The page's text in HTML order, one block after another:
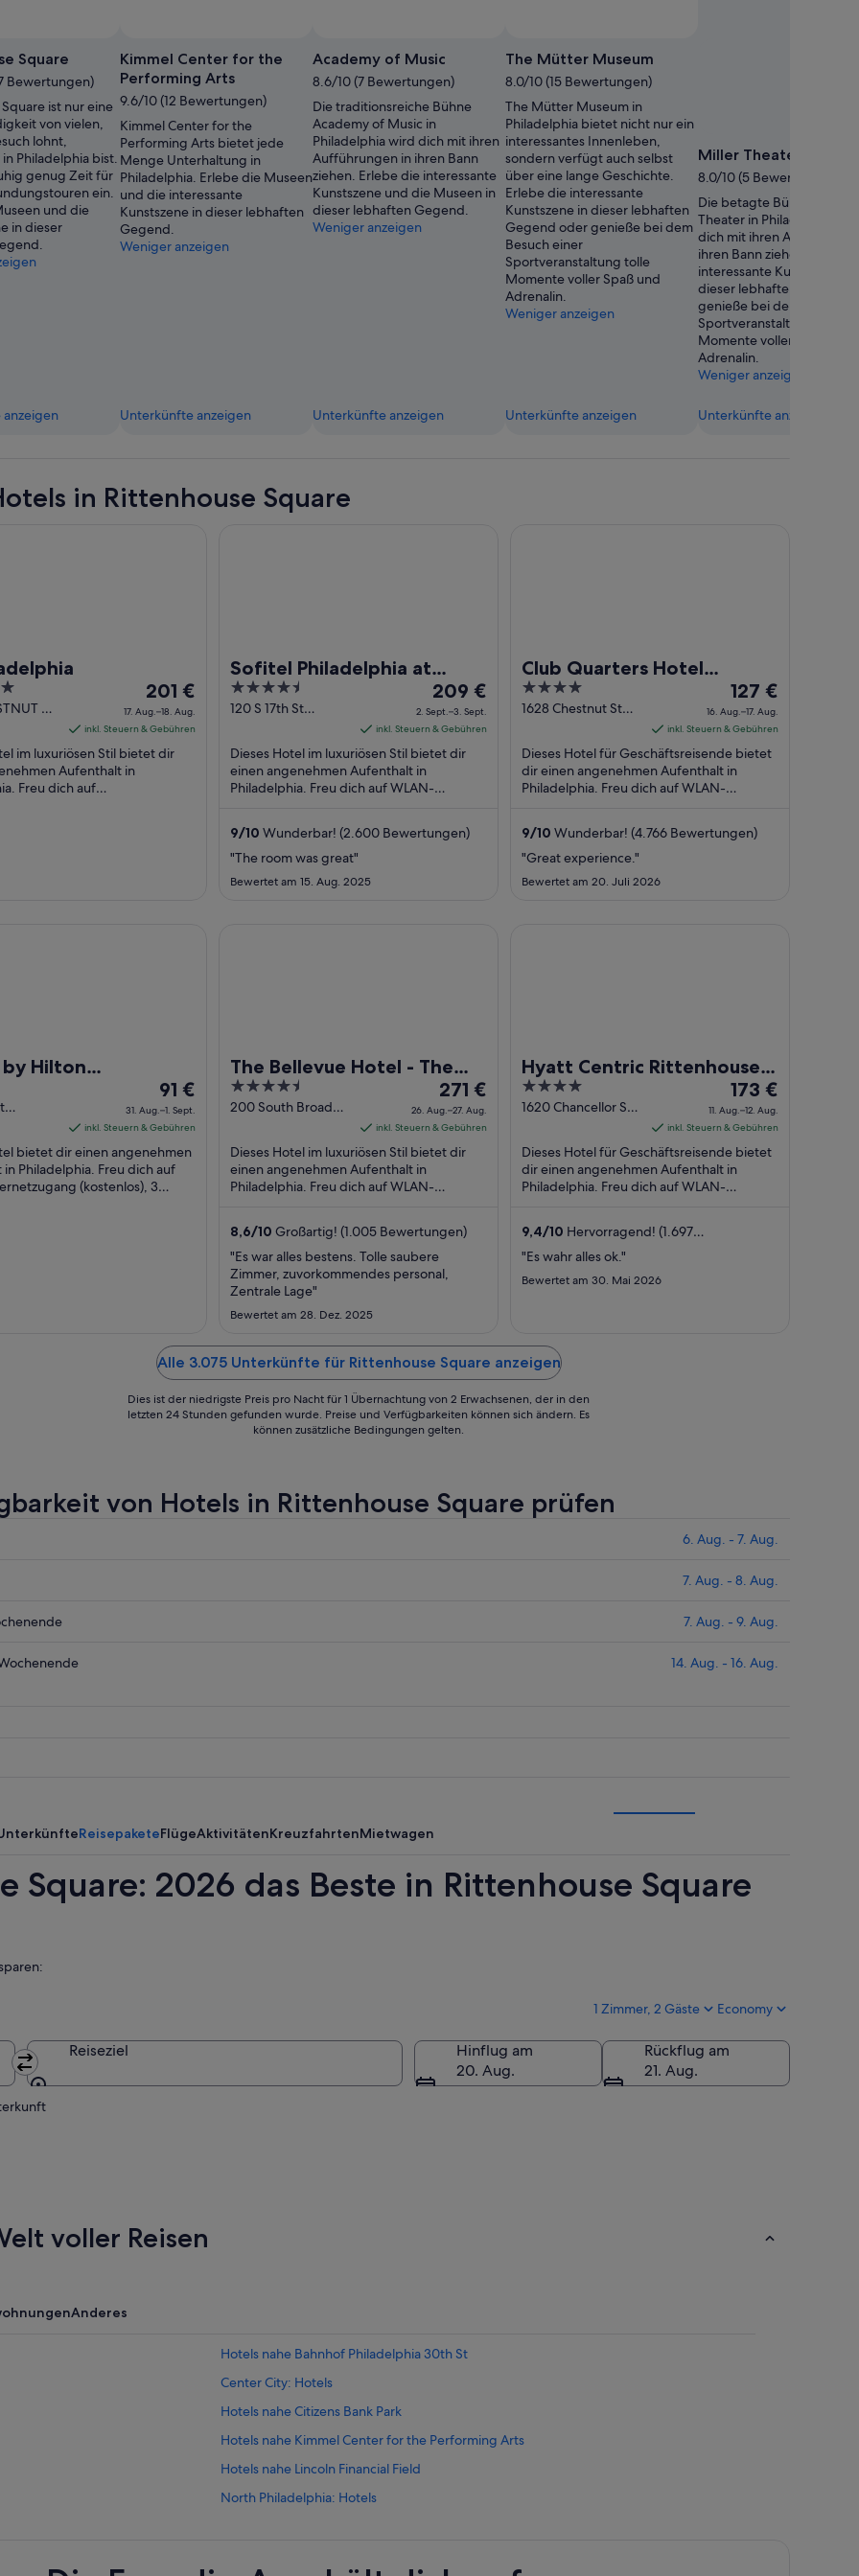
Square
Bewertungen)
ist nur eine
von vielen,
lohnt,
Philadelphia bist.
genug Zeit für
ein.
und die
in dieser
Kimmel Center for the
Performing Arts
9.6/10 (12 Bewertungen)
Kimmel Center for the
Performing Arts bietet jede
Menge Unterhaltung in
Philadelphia. Erlebe die Museen
und die interessante
Kunstszene in dieser lebhaften
Gegend.
Weniger anzeigen
Unterkünfte anzeigen
Academy of Music
8.6/10 (7 Bewertungen)
Die traditionsreiche Bühne
Academy of Music in
Philadelphia wird dich mit ihren
Aufführungen in ihren Bann
ziehen. Erlebe die interessante
Kunstszene und die Museen in
dieser lebhaften Gegend.
Weniger anzeigen
Unterkünfte anzeigen
The Mütter Museum
8.0/10 (15 Bewertungen)
The Mütter Museum in
Philadelphia bietet nicht nur ein
interessantes Innenleben,
sondern verfügt auch selbst
über eine lange Geschichte.
Erlebe die interessante
Kunstszene in dieser lebhaften
Gegend oder genieße bei dem
Besuch einer
Sportveranstaltung tolle
Momente voller Spaß und
Adrenalin.
Weniger anzeigen
Unterkünfte anzeigen
Miller Theater
8.0/10 (5 Bewertungen)
Die betagte Bühne Miller
Theater in Philadelphia
dich mit ihren
ihren Bann ziehen. Erlebe
interessante Kunstszene in
dieser lebhaften Gegend
genieße bei dem Besuch
Sportveranstaltung tolle
Momente voller Spaß und
Adrenalin.
Weniger anzeigen
Unterkünfte anzeigen
in Rittenhouse Square
ST
Der
Preis
beträgt
201 €
201 €
17. Aug.–18. Aug.
inkl. Steuern & Gebühren
im luxuriösen Stil bietet dir
Aufenthalt in
Freu dich auf
Sofitel Philadelphia at
Rittenhouse Square
4.5
out
5
120 S 17th St
Der
Preis
beträgt
209 €
Nacht
2.
209 €
2. Sept.–3. Sept.
inkl. Steuern & Gebühren
Dieses Hotel im luxuriösen Stil bietet dir
einen angenehmen Aufenthalt in
Philadelphia. Freu dich auf WLAN-
9/10 Wunderbar! (2.600 Bewertungen)
"The room was great"
Bewertet am 15. Aug. 2025
Club Quarters Hotel
Rittenhouse Square,
Philadelphia
4
out
5
1628 Chestnut St
Der
Preis
beträgt
127 €
pro
Nacht
16.
127 €
16. Aug.–17. Aug.
inkl. Steuern & Gebühren
Dieses Hotel für Geschäftsreisende bietet
dir einen angenehmen Aufenthalt in
Philadelphia. Freu dich auf WLAN-
9/10 Wunderbar! (4.766 Bewertungen)
"Great experience."
Bewertet am 20. Juli 2026
Hilton
RittenhouseDer
Preis
beträgt
91 €
pro
Nacht
91 €
31. Aug.–1. Sept.
inkl. Steuern & Gebühren
bietet dir einen angenehmen
Philadelphia. Freu dich auf
(kostenlos), 3
The Bellevue Hotel - The
Unbound Collection by
Hyatt
4.5
out
5
200 South Broad
Der
Preis
beträgt
271 €
Nacht
26.
bis
271 €
26. Aug.–27. Aug.
inkl. Steuern & Gebühren
Dieses Hotel im luxuriösen Stil bietet dir
einen angenehmen Aufenthalt in
Philadelphia. Freu dich auf WLAN-
8,6/10 Großartig! (1.005 Bewertungen)
"Es war alles bestens. Tolle saubere
Zimmer, zuvorkommendes personal,
Zentrale Lage"
Bewertet am 28. Dez. 2025
Hyatt Centric Rittenhouse
Square Philadelphia
4
out
5
1620 Chancellor St
Der
Preis
beträgt
173 €
pro
Nacht
173 €
11. Aug.–12. Aug.
inkl. Steuern & Gebühren
Dieses Hotel für Geschäftsreisende bietet
dir einen angenehmen Aufenthalt in
Philadelphia. Freu dich auf WLAN-
9,4/10 Hervorragend! (1.697
Bewertungen)
"Es wahr alles ok."
Bewertet am 30. Mai 2026
Alle 3.075 Unterkünfte für Rittenhouse Square anzeigen
Dies ist der niedrigste Preis pro Nacht für 1 Übernachtung von 2 Erwachsenen, der in den
letzten 24 Stunden gefunden wurde. Preise und Verfügbarkeiten können sich ändern. Es
können zusätzliche Bedingungen gelten.
von Hotels in Rittenhouse Square prüfen
6. Aug. - 7. Aug.
7. Aug. - 8. Aug.
7. Aug. - 9. Aug.
14. Aug. - 16. Aug.
ReisepaketeFlügeAktivitätenKreuzfahrtenMietwagen
Square: 2026 das Beste in Rittenhouse Square
1 Zimmer, 2 Gäste Economy
Reiseziel
Hinflug am
20. Aug.
Rückflug am
21. Aug.
voller Reisen
Anderes
Hotels nahe Bahnhof Philadelphia 30th St
Center City: Hotels
Hotels nahe Citizens Bank Park
Hotels nahe Kimmel Center for the Performing Arts
Hotels nahe Lincoln Financial Field
North Philadelphia: Hotels